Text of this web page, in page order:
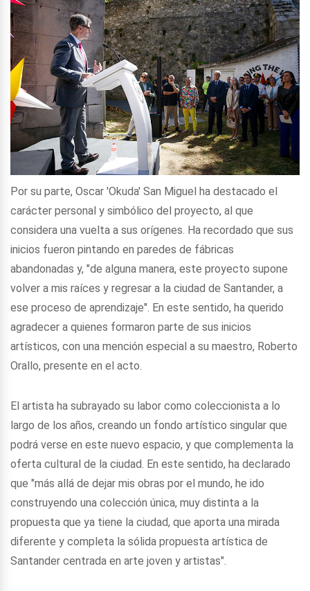
Por su parte, Oscar 'Okuda' San Miguel ha destacado el
carácter personal y simbólico del proyecto, al que
considera una vuelta a sus orígenes. Ha recordado que sus
inicios fueron pintando en paredes de fábricas
abandonadas y, "de alguna manera, este proyecto supone
volver a mis raíces y regresar a la ciudad de Santander, a
ese proceso de aprendizaje". En este sentido, ha querido
agradecer a quienes formaron parte de sus inicios
artísticos, con una mención especial a su maestro, Roberto
Orallo, presente en el acto.
El artista ha subrayado su labor como coleccionista a lo
largo de los años, creando un fondo artístico singular que
podrá verse en este nuevo espacio, y que complementa la
oferta cultural de la ciudad. En este sentido, ha declarado
que "más allá de dejar mis obras por el mundo, he ido
construyendo una colección única, muy distinta a la
propuesta que ya tiene la ciudad, que aporta una mirada
diferente y completa la sólida propuesta artística de
Santander centrada en arte joven y artistas".